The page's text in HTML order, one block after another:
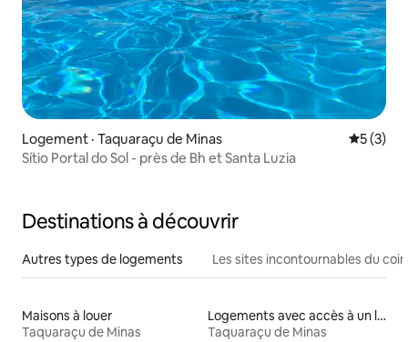
Logement · Taquaraçu de Minas Note
5 (3)
Sítio Portal do Sol - près de Bh et Santa Luzia
Destinations à découvrir
Autres types de logements Les sites incontournables du coin
Maisons à louer
Taquaraçu de Minas
Logements avec accès à un lac
Taquaraçu de Minas